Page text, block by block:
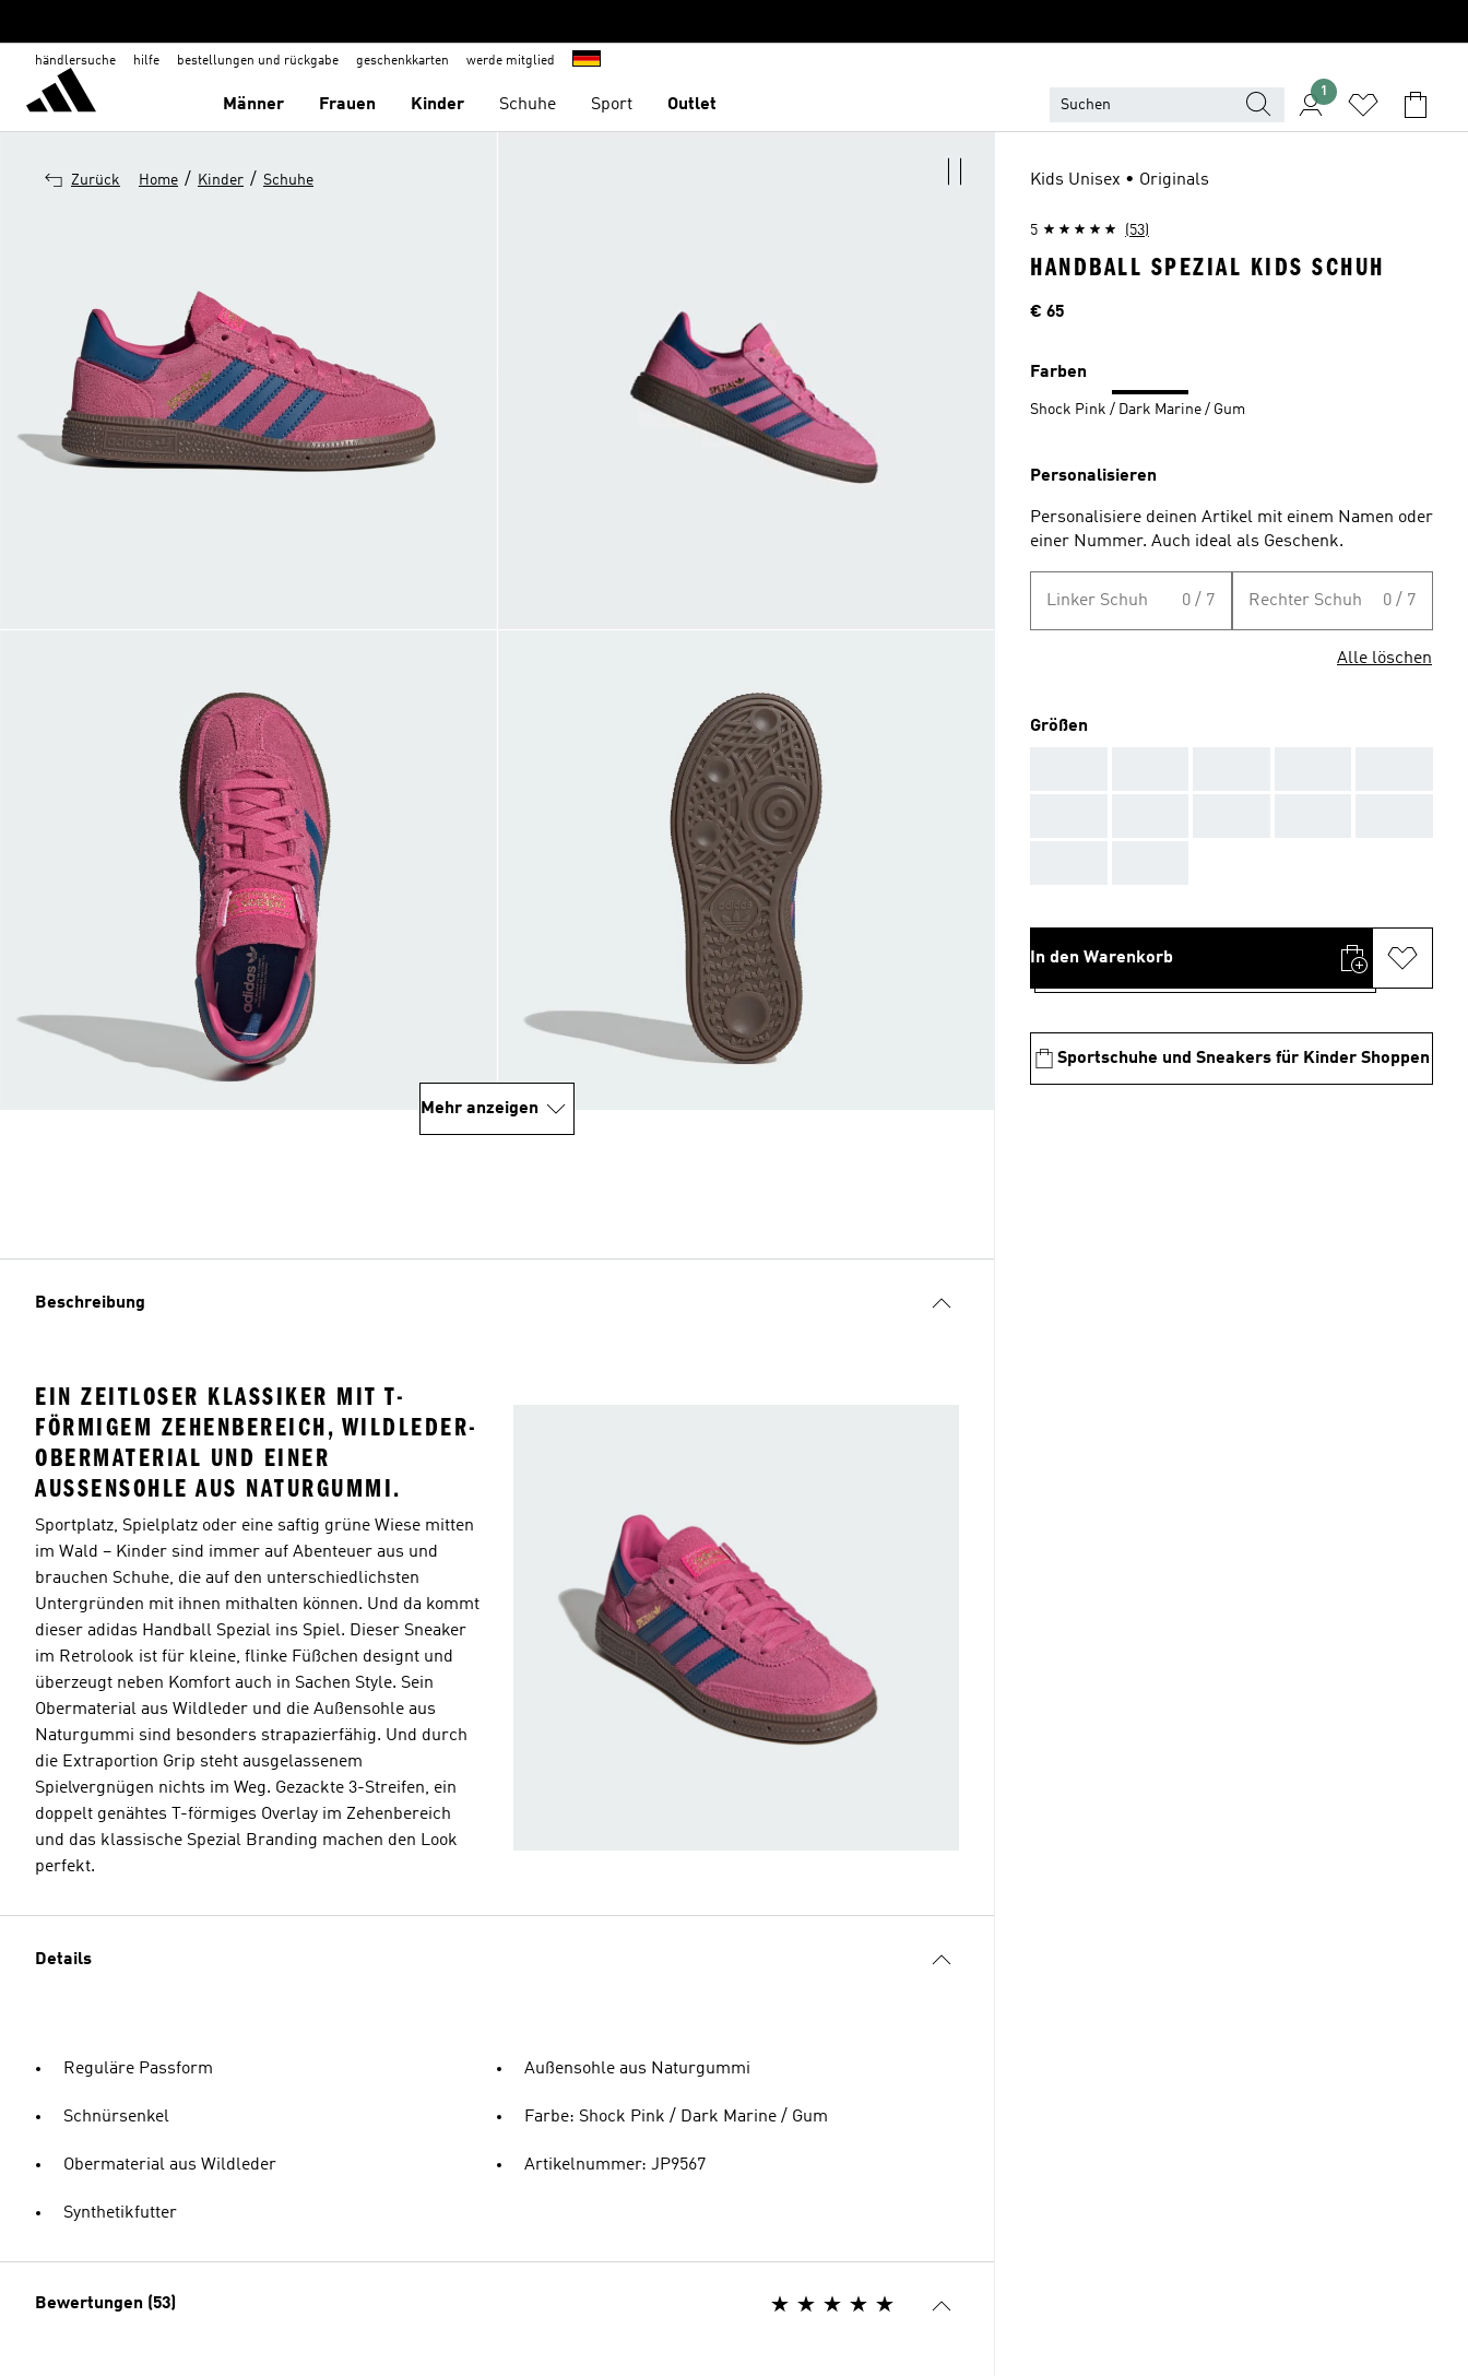
händlersuche hilfe bestellungen und rückgabe geschenkkarten werde mitglied
Männer Frauen Kinder Schuhe Sport Outlet
1
Zurück Home / Kinder / Schuhe
Mehr anzeigen
Beschreibung
EIN ZEITLOSER KLASSIKER MIT T-
FÖRMIGEM ZEHENBEREICH, WILDLEDER-
OBERMATERIAL UND EINER
AUSSENSOHLE AUS NATURGUMMI.
Sportplatz, Spielplatz oder eine saftig grüne Wiese mitten
im Wald – Kinder sind immer auf Abenteuer aus und
brauchen Schuhe, die auf den unterschiedlichsten
Untergründen mit ihnen mithalten können. Und da kommt
dieser adidas Handball Spezial ins Spiel. Dieser Sneaker
im Retrolook ist für kleine, flinke Füßchen designt und
überzeugt neben Komfort auch in Sachen Style. Sein
Obermaterial aus Wildleder und die Außensohle aus
Naturgummi sind besonders strapazierfähig. Und durch
die Extraportion Grip steht ausgelassenem
Spielvergnügen nichts im Weg. Gezackte 3-Streifen, ein
doppelt genähtes T-förmiges Overlay im Zehenbereich
und das klassische Spezial Branding machen den Look
perfekt.
Details
Reguläre Passform
Schnürsenkel
Obermaterial aus Wildleder
Synthetikfutter
Außensohle aus Naturgummi
Farbe: Shock Pink / Dark Marine / Gum
Artikelnummer: JP9567
Bewertungen (53)
Kids Unisex • Originals
5 (53)
HANDBALL SPEZIAL KIDS SCHUH
Preis
€ 65
Farben
Shock Pink / Dark Marine / Gum
Personalisieren
Personalisiere deinen Artikel mit einem Namen oder
einer Nummer. Auch ideal als Geschenk.
Linker Schuh 0 / 7 Rechter Schuh 0 / 7
Alle löschen
Größen
In den Warenkorb
Sportschuhe und Sneakers für Kinder Shoppen